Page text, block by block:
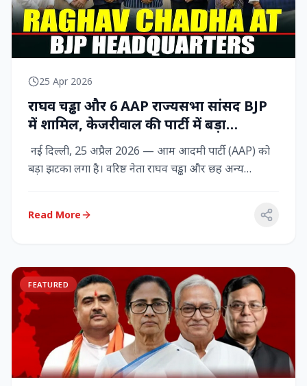
25 Apr 2026
राघव चड्ढा और 6 AAP राज्‍यसभा सांसद BJP
में शामिल, केजरीवाल की पार्टी में बड़ा
राजनीतिक विद्रोह
नई दिल्ली, 25 अप्रैल 2026 — आम आदमी पार्टी (AAP) को
बड़ा झटका लगा है। वरिष्ठ नेता राघव चड्ढा और छह अन्य
Read More
FEATURED